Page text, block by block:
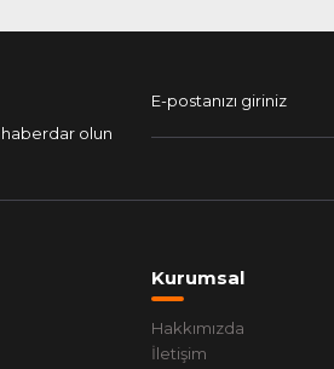
olun
Kurumsal
Hakkımızda
İletişim